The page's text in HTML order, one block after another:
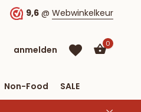
9,6 @ Webwinkelkeur
anmelden
0
Non-Food SALE